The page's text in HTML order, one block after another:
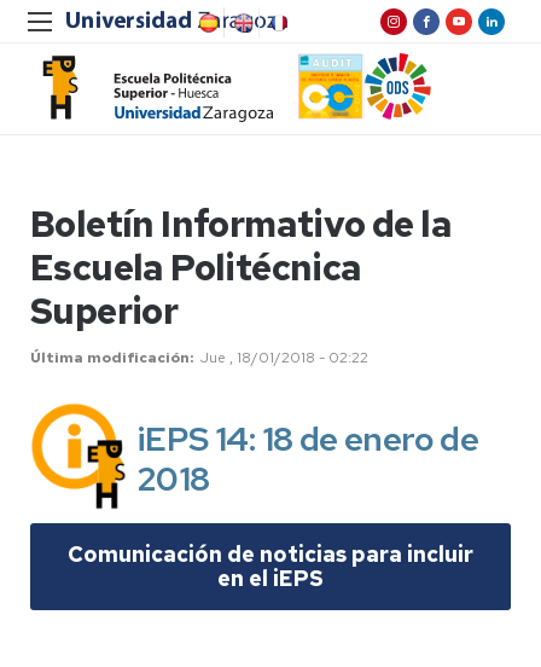
Boletín Informativo de la
Escuela Politécnica
Superior
Última modificación Jue , 18/01/2018 - 02:22
iEPS 14: 18 de enero de
2018
Comunicación de noticias para incluir
en el iEPS